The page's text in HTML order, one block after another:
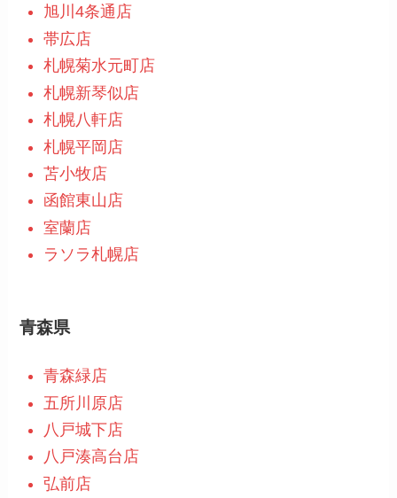
旭川4条通店
帯広店
札幌菊水元町店
札幌新琴似店
札幌八軒店
札幌平岡店
苫小牧店
函館東山店
室蘭店
ラソラ札幌店
青森県
青森緑店
五所川原店
八戸城下店
八戸湊高台店
弘前店